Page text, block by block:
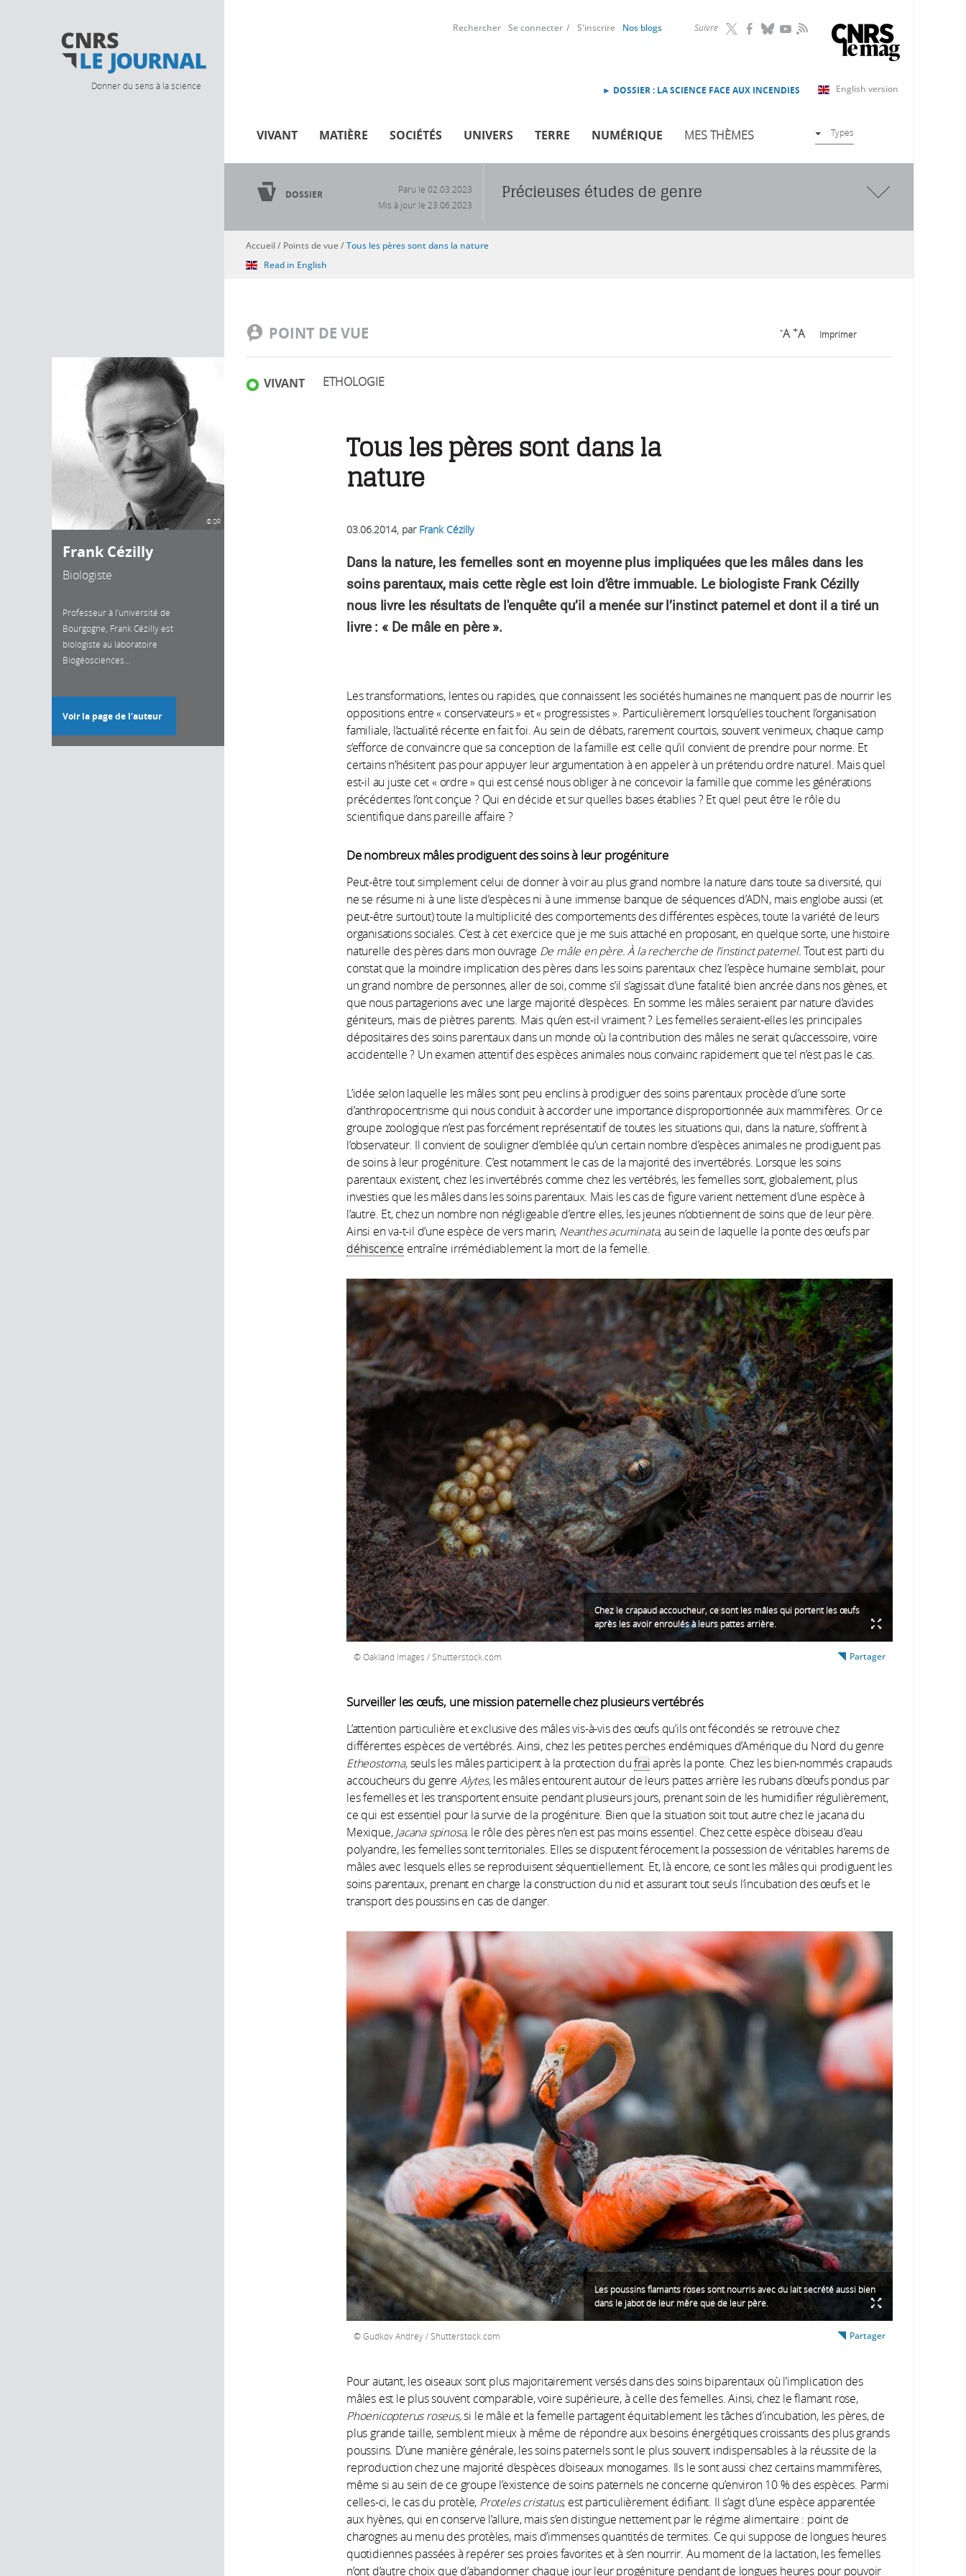
Donner du sens à la science
Suivre RSS
Rechercher Se connecter S'inscrire Nos blogs
English version
► DOSSIER : LA SCIENCE FACE AUX INCENDIES
VIVANT MATIÈRE SOCIÉTÉS UNIVERS TERRE NUMÉRIQUE MES THÈMES Types
DOSSIER Paru le 02.03.2023
Mis à jour le 23.06.2023
Précieuses études de genre
Vous êtes ici
Accueil/ Points de vue/Tous les pères sont dans la nature
Read in English
POINT DE VUE -A +A Imprimer
VIVANT ETHOLOGIE
Tous les pères sont dans la
nature
03.06.2014, par Frank Cézilly
Dans la nature, les femelles sont en moyenne plus impliquées que les mâles dans les
soins parentaux, mais cette règle est loin d’être immuable. Le biologiste Frank Cézilly
nous livre les résultats de l'enquête qu’il a menée sur l’instinct paternel et dont il a tiré un
livre : « De mâle en père ».
Les transformations, lentes ou rapides, que connaissent les sociétés humaines ne manquent pas de nourrir les
oppositions entre « conservateurs » et « progressistes ». Particulièrement lorsqu’elles touchent l’organisation
familiale, l’actualité récente en fait foi. Au sein de débats, rarement courtois, souvent venimeux, chaque camp
s’efforce de convaincre que sa conception de la famille est celle qu’il convient de prendre pour norme. Et
certains n’hésitent pas pour appuyer leur argumentation à en appeler à un prétendu ordre naturel. Mais quel
est-il au juste cet « ordre » qui est censé nous obliger à ne concevoir la famille que comme les générations
précédentes l’ont conçue ? Qui en décide et sur quelles bases établies ? Et quel peut être le rôle du
scientifique dans pareille affaire ?
De nombreux mâles prodiguent des soins à leur progéniture
Peut-être tout simplement celui de donner à voir au plus grand nombre la nature dans toute sa diversité, qui
ne se résume ni à une liste d’espèces ni à une immense banque de séquences d’ADN, mais englobe aussi (et
peut-être surtout) toute la multiplicité des comportements des différentes espèces, toute la variété de leurs
organisations sociales. C’est à cet exercice que je me suis attaché en proposant, en quelque sorte, une histoire
naturelle des pères dans mon ouvrage De mâle en père. À la recherche de l’instinct paternel. Tout est parti du
constat que la moindre implication des pères dans les soins parentaux chez l’espèce humaine semblait, pour
un grand nombre de personnes, aller de soi, comme s’il s’agissait d’une fatalité bien ancrée dans nos gènes, et
que nous partagerions avec une large majorité d’espèces. En somme les mâles seraient par nature d’avides
géniteurs, mais de piètres parents. Mais qu’en est-il vraiment ? Les femelles seraient-elles les principales
dépositaires des soins parentaux dans un monde où la contribution des mâles ne serait qu’accessoire, voire
accidentelle ? Un examen attentif des espèces animales nous convainc rapidement que tel n’est pas le cas.
L’idée selon laquelle les mâles sont peu enclins à prodiguer des soins parentaux procède d’une sorte
d’anthropocentrisme qui nous conduit à accorder une importance disproportionnée aux mammifères. Or ce
groupe zoologique n’est pas forcément représentatif de toutes les situations qui, dans la nature, s’offrent à
l’observateur. Il convient de souligner d’emblée qu’un certain nombre d’espèces animales ne prodiguent pas
de soins à leur progéniture. C’est notamment le cas de la majorité des invertébrés. Lorsque les soins
parentaux existent, chez les invertébrés comme chez les vertébrés, les femelles sont, globalement, plus
investies que les mâles dans les soins parentaux. Mais les cas de figure varient nettement d’une espèce à
l’autre. Et, chez un nombre non négligeable d’entre elles, les jeunes n’obtiennent de soins que de leur père.
Ainsi en va-t-il d’une espèce de vers marin, Neanthes acuminata, au sein de laquelle la ponte des œufs par
déhiscence entraîne irrémédiablement la mort de la femelle.
Chez le crapaud accoucheur, ce sont les mâles qui portent les œufs
après les avoir enroulés à leurs pattes arrière.
Oakland Images / Shutterstock.com Partager
Surveiller les œufs, une mission paternelle chez plusieurs vertébrés
L’attention particulière et exclusive des mâles vis-à-vis des œufs qu’ils ont fécondés se retrouve chez
différentes espèces de vertébrés. Ainsi, chez les petites perches endémiques d’Amérique du Nord du genre
Etheostoma,seuls les mâles participent à la protection dufrai après la ponte. Chez les bien-nommés crapauds
accoucheurs du genre Alytes,les mâles entourent autour de leurs pattes arrière les rubans d’œufs pondus par
les femelles et les transportent ensuite pendant plusieurs jours, prenant soin de les humidifier régulièrement,
ce qui est essentiel pour la survie de la progéniture. Bien que la situation soit tout autre chez le jacana du
Mexique, Jacana spinosa, le rôle des pères n’en est pas moins essentiel. Chez cette espèce d’oiseau d’eau
polyandre, les femelles sont territoriales. Elles se disputent férocement la possession de véritables harems de
mâles avec lesquels elles se reproduisent séquentiellement. Et, là encore, ce sont les mâles qui prodiguent les
soins parentaux, prenant en charge la construction du nid et assurant tout seuls l’incubation des œufs et le
transport des poussins en cas de danger.
Les poussins flamants roses sont nourris avec du lait secrété aussi bien
dans le jabot de leur mère que de leur père.
Gudkov Andrey / Shutterstock.com Partager
Pour autant, les oiseaux sont plus majoritairement versés dans des soins biparentaux où l’implication des
mâles est le plus souvent comparable, voire supérieure, à celle des femelles. Ainsi, chez le flamant rose,
Phoenicopterus roseus,si le mâle et la femelle partagent équitablement les tâches d’incubation, les pères, de
plus grande taille, semblent mieux à même de répondre aux besoins énergétiques croissants des plus grands
poussins. D’une manière générale, les soins paternels sont le plus souvent indispensables à la réussite de la
reproduction chez une majorité d’espèces d’oiseaux monogames. Ils le sont aussi chez certains mammifères,
même si au sein de ce groupe l’existence de soins paternels ne concerne qu’environ 10 % des espèces. Parmi
celles-ci, le cas du protèle, Proteles cristatus, est particulièrement édifiant. Il s’agit d’une espèce apparentée
aux hyènes, qui en conserve l’allure, mais s’en distingue nettement par le régime alimentaire : point de
charognes au menu des protèles, mais d’immenses quantités de termites. Ce qui suppose de longues heures
quotidiennes passées à repérer ses proies favorites et à s’en nourrir. Au moment de la lactation, les femelles
n’ont d’autre choix que d’abandonner chaque jour leur progéniture pendant de longues heures pour pouvoir
© DR
Frank Cézilly
Biologiste
Professeur à l’université de
Bourgogne, Frank Cézilly est
biologiste au laboratoire
Biogéosciences...
Voir la page de l'auteur